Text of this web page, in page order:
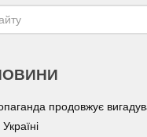
продовжує